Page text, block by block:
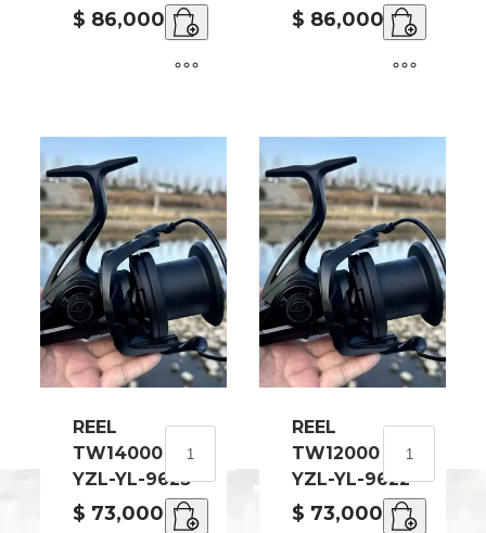
$ 86,000.00
YL-
9625
cantidad
$ 86,000.00
YL-
9624
cantidad
REEL
TW14000
YZL-YL-9623
$ 73,000.00
TW14000
YZL-
YL-
REEL
TW12000
YZL-YL-9622
$ 73,000.00
TW12000
YZL-
YL-